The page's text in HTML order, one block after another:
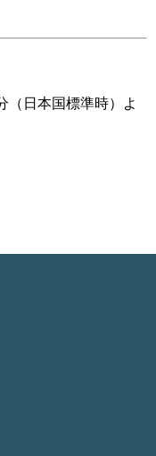
（日本国標準時）よ